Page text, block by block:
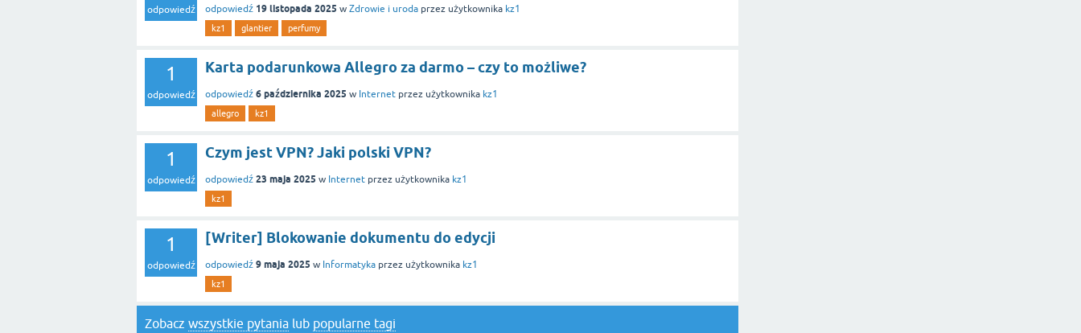
odpowiedź odpowiedź 19 listopada 2025 w Zdrowie i uroda przez użytkownika kz1
kz1 glantier perfumy
1
odpowiedź
Karta podarunkowa Allegro za darmo – czy to możliwe?
odpowiedź 6 października 2025 w Internet przez użytkownika kz1
allegro kz1
1
odpowiedź
Czym jest VPN? Jaki polski VPN?
odpowiedź 23 maja 2025 w Internet przez użytkownika kz1
kz1
1
odpowiedź
[Writer] Blokowanie dokumentu do edycji
odpowiedź 9 maja 2025 w Informatyka przez użytkownika kz1
kz1
Zobacz wszystkie pytania lub popularne tagi